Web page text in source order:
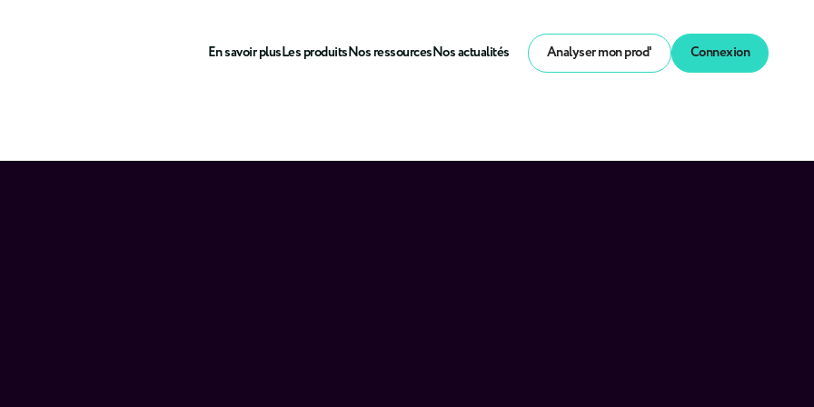
En savoir plusLes produitsNos ressourcesNos actualités Analyser mon prod' Connexion